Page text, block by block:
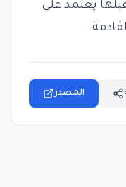
يعتمد على
المصدر